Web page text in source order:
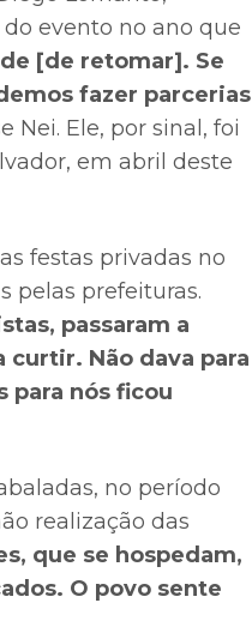
evento no ano que
[de retomar]. Se
fazer parcerias
Nei. Ele, por sinal, foi
em abril deste
festas privadas no
pelas prefeituras.
passaram a
curtir. Não dava para
para nós ficou
no período
realização das
que se hospedam,
O povo sente